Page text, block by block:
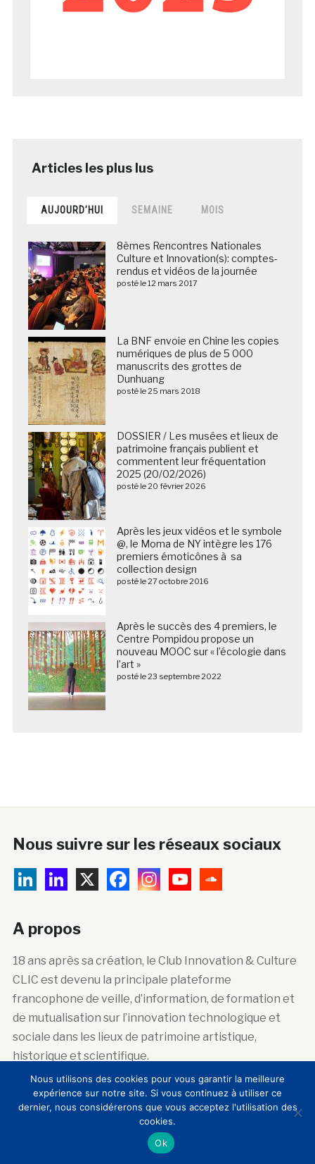
AUJOURD’HUI SEMAINE MOIS
8èmes Rencontres Nationales
Culture et Innovation(s): comptes-
rendus et vidéos de la journée
posté le 12 mars 2017
La BNF envoie en Chine les copies
numériques de plus de 5 000
manuscrits des grottes de
Dunhuang
posté le 25 mars 2018
DOSSIER / Les musées et lieux de
patrimoine français publient et
commentent leur fréquentation
2025 (20/02/2026)
posté le 20 février 2026
Après les jeux vidéos et le symbole
@, le Moma de NY intègre les 176
premiers émoticônes à sa
collection design
posté le 27 octobre 2016
Après le succès des 4 premiers, le
Centre Pompidou propose un
nouveau MOOC sur « l’écologie dans
l’art »
posté le 23 septembre 2022
Nous suivre sur les réseaux sociaux
A propos
18 ans après sa création, le Club Innovation & Culture
CLIC est devenu la principale plateforme
francophone de veille, d’information, de formation et
de mutualisation sur l’innovation technologique et
sociale dans les lieux de patrimoine artistique,
historique et scientifique.
Abonnez-vous à la newsletter
Nous utilisons des cookies pour vous garantir la meilleure
expérience sur notre site. Si vous continuez à utiliser ce
dernier, nous considérerons que vous acceptez l'utilisation des
cookies.
Ok